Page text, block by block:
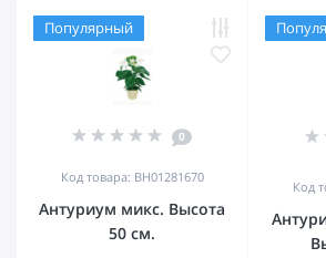
Популярный
0
Код товара: BH01281670
Антуриум микс. Высота
50 см.
Код